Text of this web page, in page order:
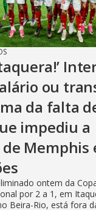
ou
da falta
impediu a
Memphis
ontem da
por 2 a 1, em
Beira-Rio, está fora